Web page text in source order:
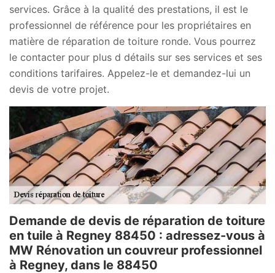
services. Grâce à la qualité des prestations, il est le
professionnel de référence pour les propriétaires en
matière de réparation de toiture ronde. Vous pourrez
le contacter pour plus d détails sur ses services et ses
conditions tarifaires. Appelez-le et demandez-lui un
devis de votre projet.
Demande de devis de réparation de toiture
en tuile à Regney 88450 : adressez-vous à
MW Rénovation un couvreur professionnel
à Regney, dans le 88450